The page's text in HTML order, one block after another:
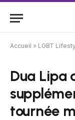
Accueil » LGBT
Dua Lipa
tournée